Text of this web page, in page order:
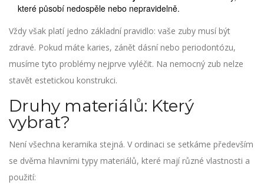
které působí nedospěle nebo nepravidelně.
Vždy však platí jedno základní pravidlo: vaše zuby musí být
zdravé. Pokud máte karies, zánět dásní nebo periodontózu,
musíme tyto problémy nejprve vyléčit. Na nemocný zub nelze
stavět estetickou konstrukci.
Druhy materiálů: Který
vybrat?
Není všechna keramika stejná. V ordinaci se setkáme především
se dvěma hlavními typy materiálů, které mají různé vlastnosti a
použití: